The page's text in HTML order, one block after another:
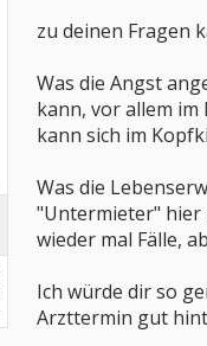
zu deinen Fragen
Was die Angst
kann, vor allem im
kann sich im
Was die
"Untermieter" hier
wieder mal Fälle,
Ich würde dir so
Arzttermin gut